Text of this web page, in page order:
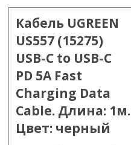
Кабель UGREEN
US557 (15275)
USB-C to USB-C
PD 5A Fast
Charging Data
Cable. Длина: 1м.
Цвет: черный